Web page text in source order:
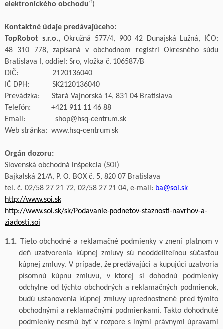
elektronického obchodu“)
Kontaktné údaje predávajúceho:
TopRobot s.r.o.,Okružná 577/4, 900 42 Dunajská Lužná, IČO:
48
310 778, zapísaná v obchodnom registri Okresného súdu
Bratislava I, oddiel: Sro, vložka č. 106587/B
DIČ:
2120136040
IČ DPH:
SK2120136040
Prevádzka:
Stará Vajnorská 14, 831 04 Bratislava
Telefón:
+421 911 11 46 88
Email:
shop@hsq-centrum.sk
Web stránka: www.hsq-centrum.sk
Orgán dozoru:
Slovenská obchodná inšpekcia (SOI)
Bajkalská 21/A, P. O. BOX č. 5, 820 07 Bratislava
tel. č. 02/58 27 21 72, 02/58 27 21 04, e-mail: ba@soi.sk
http://www.soi.sk
http://www.soi.sk/sk/Podavanie-podnetov-staznosti-navrhov-a-
ziadosti.soi
1.1.
Tieto obchodné a reklamačné podmienky v znení platnom v
deň uzatvorenia kúpnej zmluvy sú neoddeliteľnou súčasťou
kúpnej zmluvy. V prípade, že predávajúci a kupujúci uzatvoria
písomnú kúpnu zmluvu, v ktorej si dohodnú podmienky
odchylne od týchto obchodných a reklamačných podmienok,
budú ustanovenia kúpnej zmluvy uprednostnené pred týmito
obchodnými a reklamačnými podmienkami. Takto dohodnuté
podmienky nesmú byť v rozpore s inými právnymi úpravami